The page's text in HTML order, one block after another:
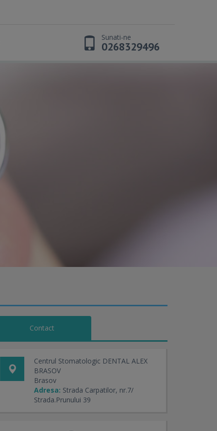
Sunati-ne
0268329496
Contact
Centrul Stomatologic DENTAL ALEX
BRASOV
Brasov
Adresa: Strada Carpatilor, nr.7/
Strada.Prunului 39